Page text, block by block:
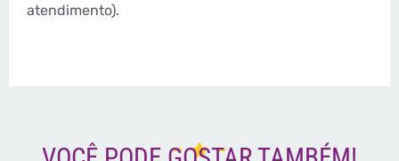
atendimento).